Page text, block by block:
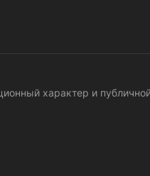
характер и